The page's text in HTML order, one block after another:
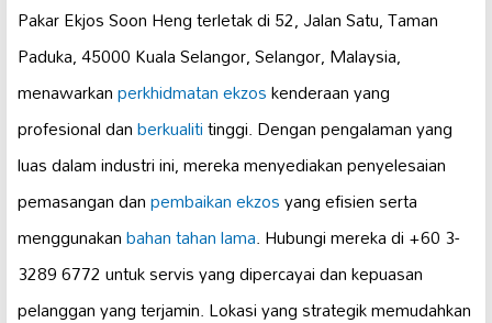
Pakar Ekjos Soon Heng terletak di 52, Jalan Satu, Taman
Paduka, 45000 Kuala Selangor, Selangor, Malaysia,
menawarkanperkhidmatan ekzoskenderaan yang
profesional danberkualititinggi. Dengan pengalaman yang
luas dalam industri ini, mereka menyediakan penyelesaian
pemasangan danpembaikan ekzosyang efisien serta
menggunakanbahan tahan lama. Hubungi mereka di +60 3-
3289 6772 untuk servis yang dipercayai dan kepuasan
pelanggan yang terjamin. Lokasi yang strategik memudahkan